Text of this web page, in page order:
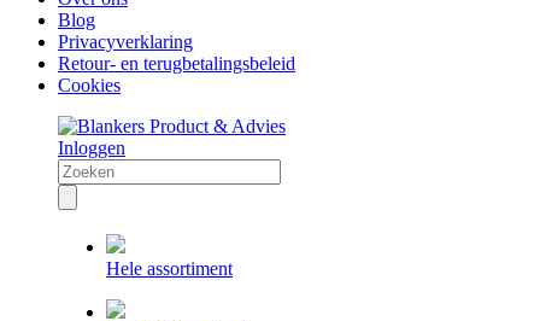
Blog
Privacyverklaring
Retour- en terugbetalingsbeleid
Cookies
Inloggen
Hele assortiment